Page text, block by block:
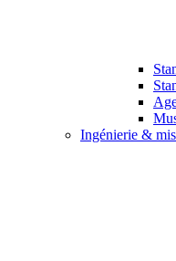
Ingénierie &